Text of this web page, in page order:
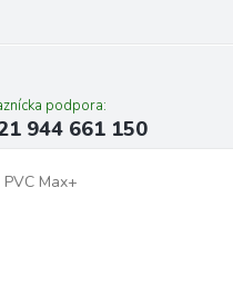
podpora:
944 661 150
Max+